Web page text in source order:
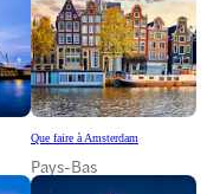
Que faire à Amsterdam
Pays-Bas